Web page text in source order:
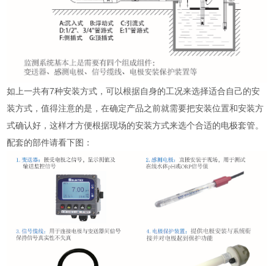
如上一共有7种安装方式，可以根据自身的工况来选择适合自己的安
装方式，值得注意的是，在确定产品之前就需要把安装位置和安装方
式确认好，这样才方便根据现场的安装方式来选个合适的电极套管。
配套的部件请看下图：